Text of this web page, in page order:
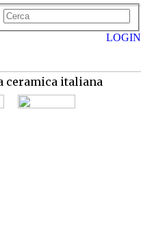
ceramica italiana
LOGIN